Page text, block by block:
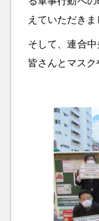
えていただきま
そして、連合
皆さんとマスク